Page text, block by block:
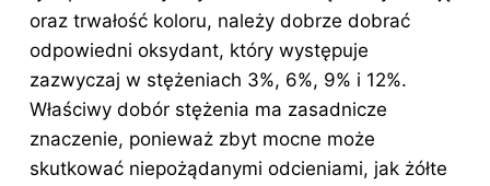
oraz trwałość koloru, należy dobrze dobrać
odpowiedni oksydant, który występuje
zazwyczaj w stężeniach 3%, 6%, 9% i 12%.
Właściwy dobór stężenia ma zasadnicze
znaczenie, ponieważ zbyt mocne może
skutkować niepożądanymi odcieniami, jak żółte